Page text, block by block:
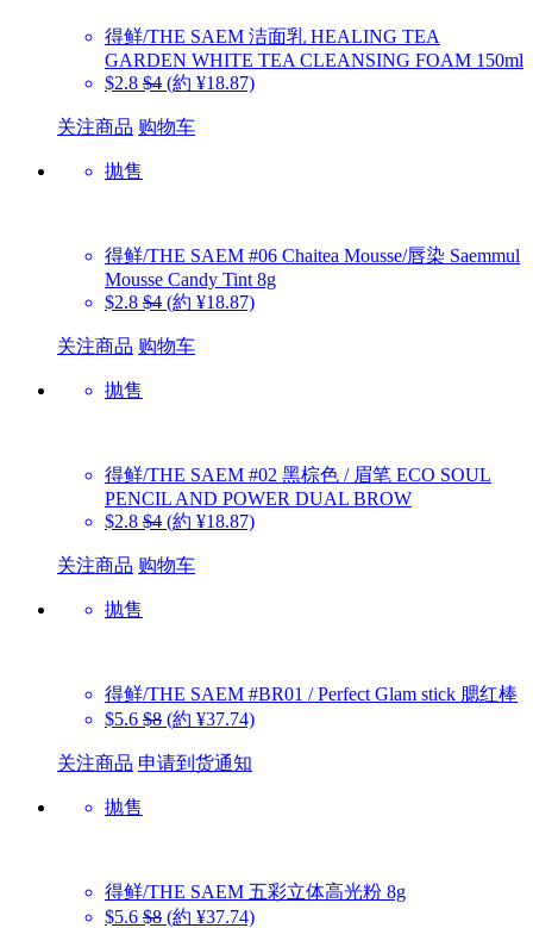
得鲜/THE SAEM 洁面乳 HEALING TEA
GARDEN WHITE TEA CLEANSING FOAM 150ml
$2.8 $4 (約 ¥18.87)
关注商品 购物车
抛售
得鲜/THE SAEM #06 Chaitea Mousse/唇染 Saemmul
Mousse Candy Tint 8g
$2.8 $4 (約 ¥18.87)
关注商品 购物车
抛售
得鲜/THE SAEM #02 黑棕色 / 眉笔 ECO SOUL
PENCIL AND POWER DUAL BROW
$2.8 $4 (約 ¥18.87)
关注商品 购物车
抛售
得鲜/THE SAEM #BR01 / Perfect Glam stick 腮红棒
$5.6 $8 (約 ¥37.74)
关注商品 申请到货通知
抛售
得鲜/THE SAEM 五彩立体高光粉 8g
$5.6 $8 (約 ¥37.74)